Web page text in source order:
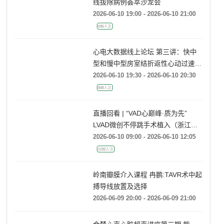
直播回看丨精准拔除 焕发心生—导
线拔除病例荟萃沙龙会
心电大数据线上论坛 第三讲：快中
型和慢中型房室结折返性心动过速的
直播回看 | “VAD心巅峰·质为先”
LVAD微创不停跳手术植入（浙江大
岭南瓣膜介入课程 冉鹏:TAVR术中起